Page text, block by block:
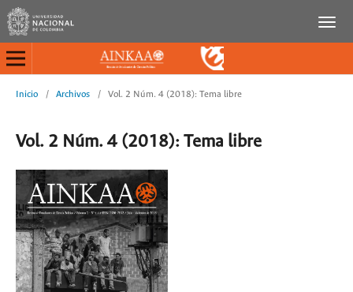
Inicio / Archivos / Vol. 2 Núm. 4 (2018): Tema libre
Vol. 2 Núm. 4 (2018): Tema libre